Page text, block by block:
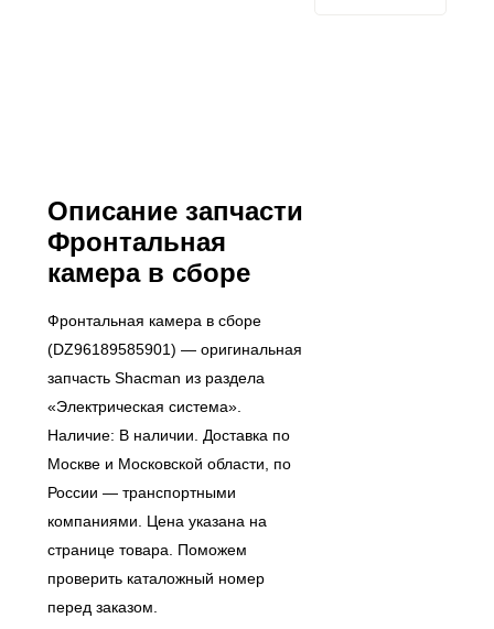
Описание запчасти
Фронтальная
камера в сборе
Фронтальная камера в сборе
(DZ96189585901) — оригинальная
запчасть Shacman из раздела
«Электрическая система».
Наличие: В наличии. Доставка по
Москве и Московской области, по
России — транспортными
компаниями. Цена указана на
странице товара. Поможем
проверить каталожный номер
перед заказом.